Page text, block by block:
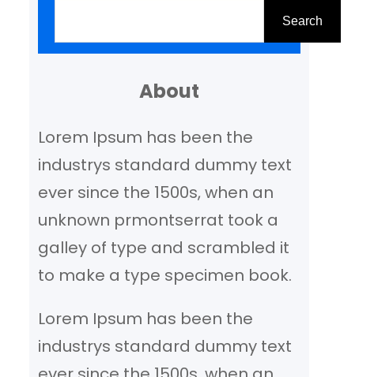
e
n
Search
About
Lorem Ipsum has been the
industrys standard dummy text
ever since the 1500s, when an
unknown prmontserrat took a
galley of type and scrambled it
to make a type specimen book.
Lorem Ipsum has been the
industrys standard dummy text